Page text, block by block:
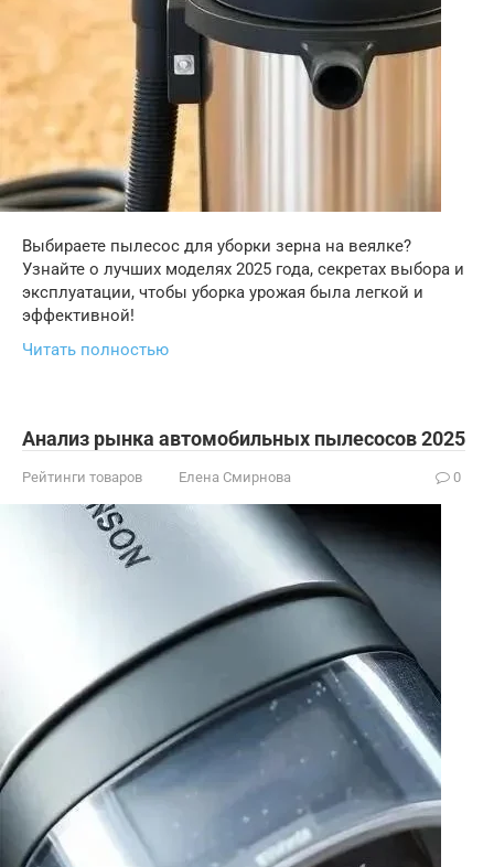
Выбираете пылесос для уборки зерна на веялке?
Узнайте о лучших моделях 2025 года, секретах выбора и
эксплуатации, чтобы уборка урожая была легкой и
эффективной!
Читать полностью
Анализ рынка автомобильных пылесосов 2025
Рейтинги товаров Елена Смирнова 0